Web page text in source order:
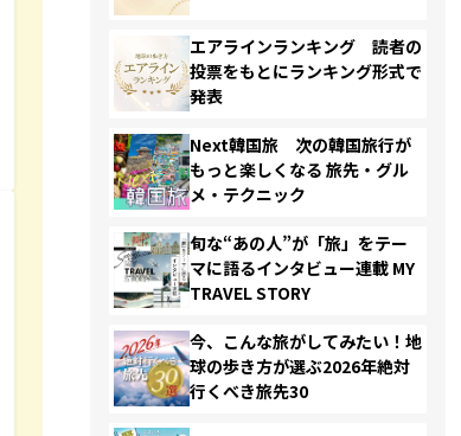
エアラインランキング 読者の
投票をもとにランキング形式で
発表
Next韓国旅 次の韓国旅行が
もっと楽しくなる 旅先・グル
メ・テクニック
旬な“あの人”が「旅」をテー
マに語るインタビュー連載 MY
TRAVEL STORY
今、こんな旅がしてみたい！地
球の歩き方が選ぶ2026年絶対
行くべき旅先30